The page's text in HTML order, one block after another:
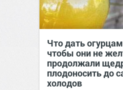
Что дать
чтобы они не
продолжали
плодоносить до
холодов